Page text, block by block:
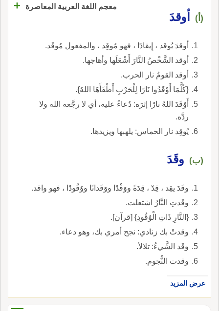
معجم اللغة العربية المعاصرة +
(أ) أوقدَ
أوقدَ يُوقد ، إِيقادًا ، فهو مُوقِد ، والمفعول مُوقَد.
أوقد الشَّخْصُ النَّارَ أَشْعَلَها وأهاجها.
أوقد القومُ نار الحرب.
{كُلَّمَا أَوْقَدُوا نَارًا لِلْحَرْبِ أَطْفَأَهَا اللهُ}.
أَوْقَدَ اللهُ نارًا إثرَه: دُعاءٌ عليه، أي لا رجَّعه الله ولا
ردَّه.
يُوقِد نار الحماس: يلهبها ويزيدها.
(ب) وقَدَ
وقَدَ يقِد ، قِدْ ، قِدَةً ووَقْدًا ووَقَدانًا ووُقُودًا ، فهو واقد.
وقَدتِ النَّارُ اشتعلت.
{النَّارِ ذَاتِ الْوُقُودِ} [قرآن].
وقدتْ بك زنادي: نجح أمري بك، وهو دعاء.
وقَد الشَّيءُ: تلالأ.
وقدت النُّجوم.
عرض المزيد